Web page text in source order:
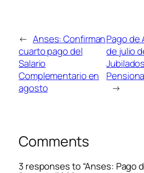
← Anses: Confirman
cuarto pago del
Salario
Complementario en
agosto
Pago de
de julio
→
Comments
3 responses to “Anses: Pago